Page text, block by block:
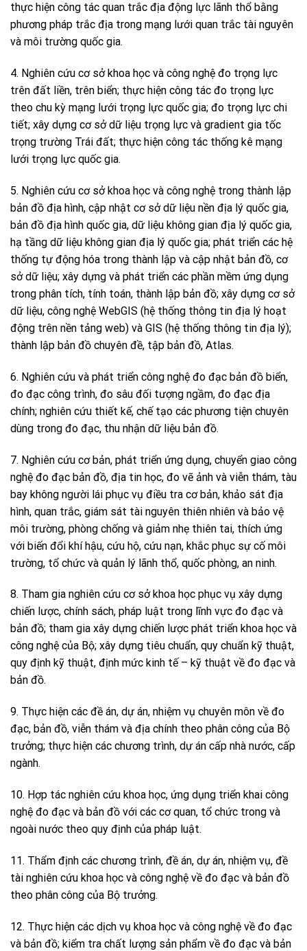
thực hiện công tác quan trắc địa động lực lãnh thổ bằng
phương pháp trắc địa trong mạng lưới quan trắc tài nguyên
và môi trường quốc gia.
4. Nghiên cứu cơ sở khoa học và công nghệ đo trọng lực
trên đất liền, trên biển; thực hiện công tác đo trọng lực
theo chu kỳ mạng lưới trọng lực quốc gia; đo trọng lực chi
tiết; xây dựng cơ sở dữ liệu trọng lực và gradient gia tốc
trọng trường Trái đất; thực hiện công tác thống kê mạng
lưới trọng lực quốc gia.
5. Nghiên cứu cơ sở khoa học và công nghệ trong thành lập
bản đồ địa hình, cập nhật cơ sở dữ liệu nền địa lý quốc gia,
bản đồ địa hình quốc gia, dữ liệu không gian địa lý quốc gia,
hạ tầng dữ liệu không gian địa lý quốc gia; phát triển các hệ
thống tự động hóa trong thành lập và cập nhật bản đồ, cơ
sở dữ liệu; xây dựng và phát triển các phần mềm ứng dụng
trong phân tích, tính toán, thành lập bản đồ; xây dựng cơ sở
dữ liệu, công nghệ WebGIS (hệ thống thông tin địa lý hoạt
động trên nền tảng web) và GIS (hệ thống thông tin địa lý);
thành lập bản đồ chuyên đề, tập bản đồ, Atlas.
6. Nghiên cứu và phát triển công nghệ đo đạc bản đồ biển,
đo đạc công trình, đo sâu đối tượng ngầm, đo đạc địa
chính; nghiên cứu thiết kế, chế tạo các phương tiện chuyên
dùng trong đo đạc, thu nhận dữ liệu bản đồ.
7. Nghiên cứu cơ bản, phát triển ứng dụng, chuyển giao công
nghệ đo đạc bản đồ, địa tin học, đo vẽ ảnh và viễn thám, tàu
bay không người lái phục vụ điều tra cơ bản, khảo sát địa
hình, quan trắc, giám sát tài nguyên thiên nhiên và bảo vệ
môi trường, phòng chống và giảm nhẹ thiên tai, thích ứng
với biến đổi khí hậu, cứu hộ, cứu nạn, khắc phục sự cố môi
trường, tổ chức và quản lý lãnh thổ, quốc phòng, an ninh.
8. Tham gia nghiên cứu cơ sở khoa học phục vụ xây dựng
chiến lược, chính sách, pháp luật trong lĩnh vực đo đạc và
bản đồ; tham gia xây dựng chiến lược phát triển khoa học và
công nghệ của Bộ; xây dựng tiêu chuẩn, quy chuẩn kỹ thuật,
quy định kỹ thuật, định mức kinh tế – kỹ thuật về đo đạc và
bản đồ.
9. Thực hiện các đề án, dự án, nhiệm vụ chuyên môn về đo
đạc, bản đồ, viễn thám và địa chính theo phân công của Bộ
trưởng; thực hiện các chương trình, dự án cấp nhà nước, cấp
ngành.
10. Hợp tác nghiên cứu khoa học, ứng dụng triển khai công
nghệ đo đạc và bản đồ với các cơ quan, tổ chức trong và
ngoài nước theo quy định của pháp luật.
11. Thẩm định các chương trình, đề án, dự án, nhiệm vụ, đề
tài nghiên cứu khoa học và công nghệ về đo đạc và bản đồ
theo phân công của Bộ trưởng.
12. Thực hiện các dịch vụ khoa học và công nghệ về đo đạc
và bản đồ; kiểm tra chất lượng sản phẩm về đo đạc và bản